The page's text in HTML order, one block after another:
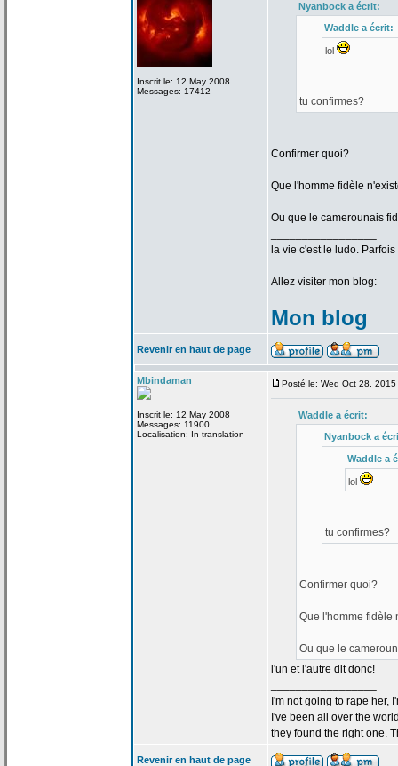
Inscrit le: 12 May 2008
Messages: 17412
Nyanbock a écrit:
Waddle aécrit:
lol
tu confirmes?
Confirmer quoi?
Que l'homme fidèle
Ou que le camerounais
la vie c'est le ludo.
Allez visiter mon blog:
Mon blog
Revenir en haut de page
Mbindaman
Inscrit le: 12 May 2008
Messages: 11900
Localisation: In translation
Posté le: Wed Oct 28,
Waddle a écrit:
Nyanbock a
Waddle a
lol
tu confirmes?
Confirmer quoi?
Que l'homme fidèle
Ou que le
l'un et l'autre dit donc!
I'm not going to rape her,
I've been all over the
they found the right one.
Revenir en haut de page